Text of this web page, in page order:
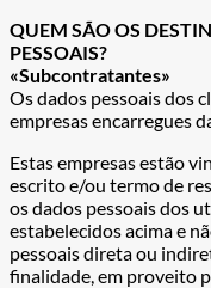
QUEM SÃO OS
PESSOAIS?
«Subcontratantes»
Os dados pessoais dos
empresas encarregues
Estas empresas estão
escrito e/ou termo de
os dados pessoais dos
estabelecidos acima e
pessoais direta ou
finalidade, em proveito